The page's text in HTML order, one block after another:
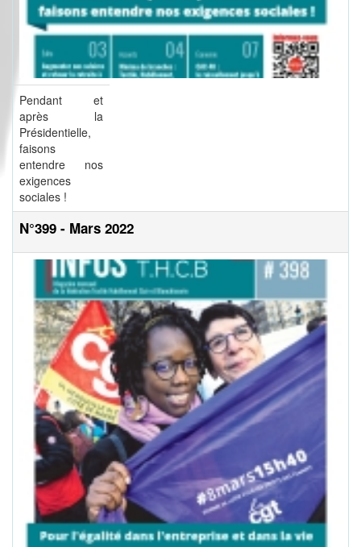
Pendant et
après la
Présidentielle,
faisons
entendre nos
exigences
sociales !
N°399 - Mars 2022